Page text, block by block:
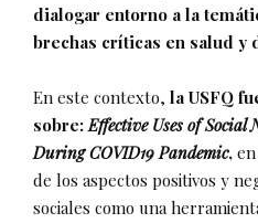
dialogar entorno a la
brechas críticas en salud y
En este contexto, la USFQ
sobre:Effective Uses of
During COVID19 Pandemic,
de los aspectos positivos y
sociales como una